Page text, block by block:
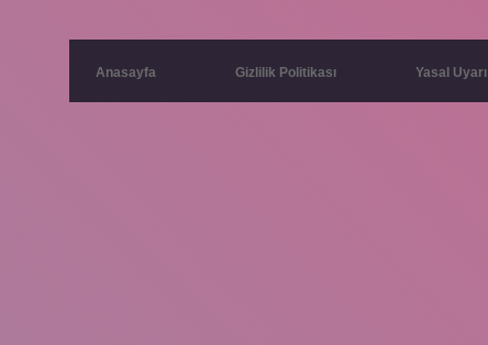
Anasayfa Gizlilik Politikası Yasal Uyarı